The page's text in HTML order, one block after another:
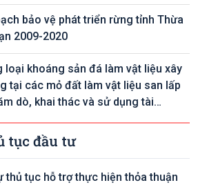
bảo vệ phát triển rừng tỉnh Thừa
2009-2020
loại khoáng sản đá làm vật liệu xây
tại các mỏ đất làm vật liệu san lấp
dò, khai thác và sử dụng tài
Thiên Huế
tục đầu tư
thủ tục hỗ trợ thực hiện thỏa thuận